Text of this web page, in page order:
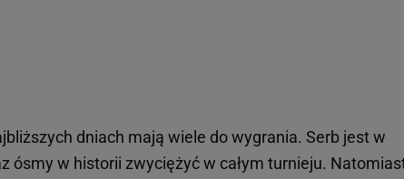
dniach mają wiele do wygrania. Serb jest w
ósmy w historii zwyciężyć w całym turnieju.